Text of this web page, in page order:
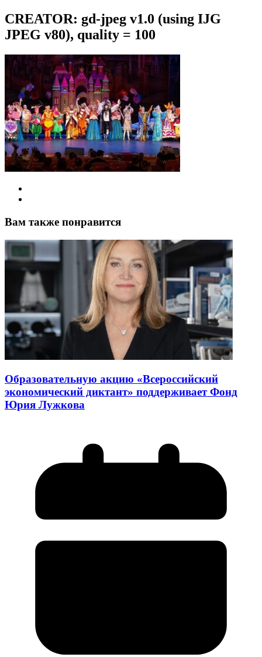
CREATOR: gd-jpeg v1.0 (using IJG
JPEG v80), quality = 100
Вам также понравится
Образовательную акцию «Всероссийский
экономический диктант» поддерживает Фонд
Юрия Лужкова